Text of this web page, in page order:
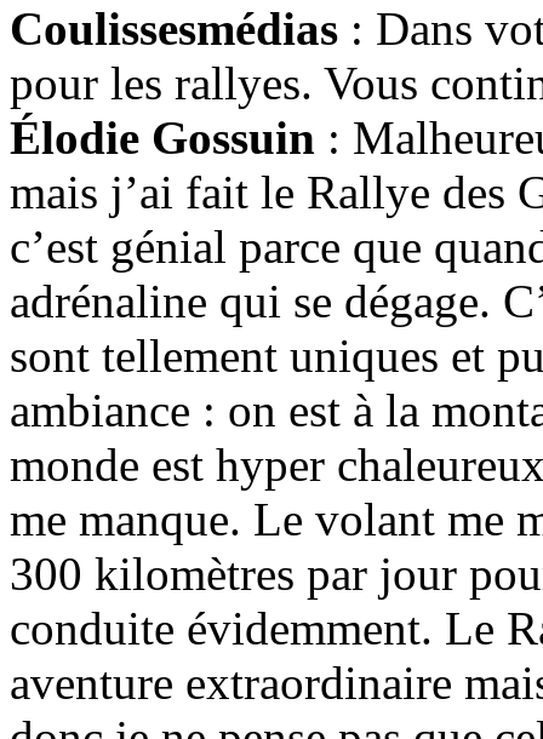
Coulissesmédias : Dans
pour les rallyes. Vous
Élodie Gossuin :
mais j’ai fait le Rallye des
c’est génial parce que
adrénaline qui se dégage.
sont tellement uniques et
ambiance : on est à la
monde est hyper
me manque. Le volant me
300 kilomètres par jour
conduite évidemment. Le
aventure extraordinaire